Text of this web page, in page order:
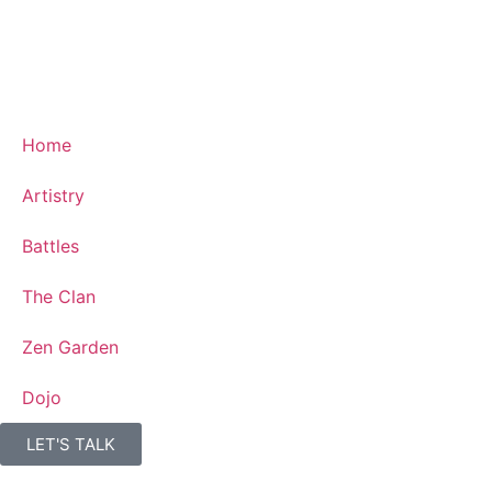
Home
Artistry
Battles
The Clan
Zen Garden
Dojo
LET'S TALK